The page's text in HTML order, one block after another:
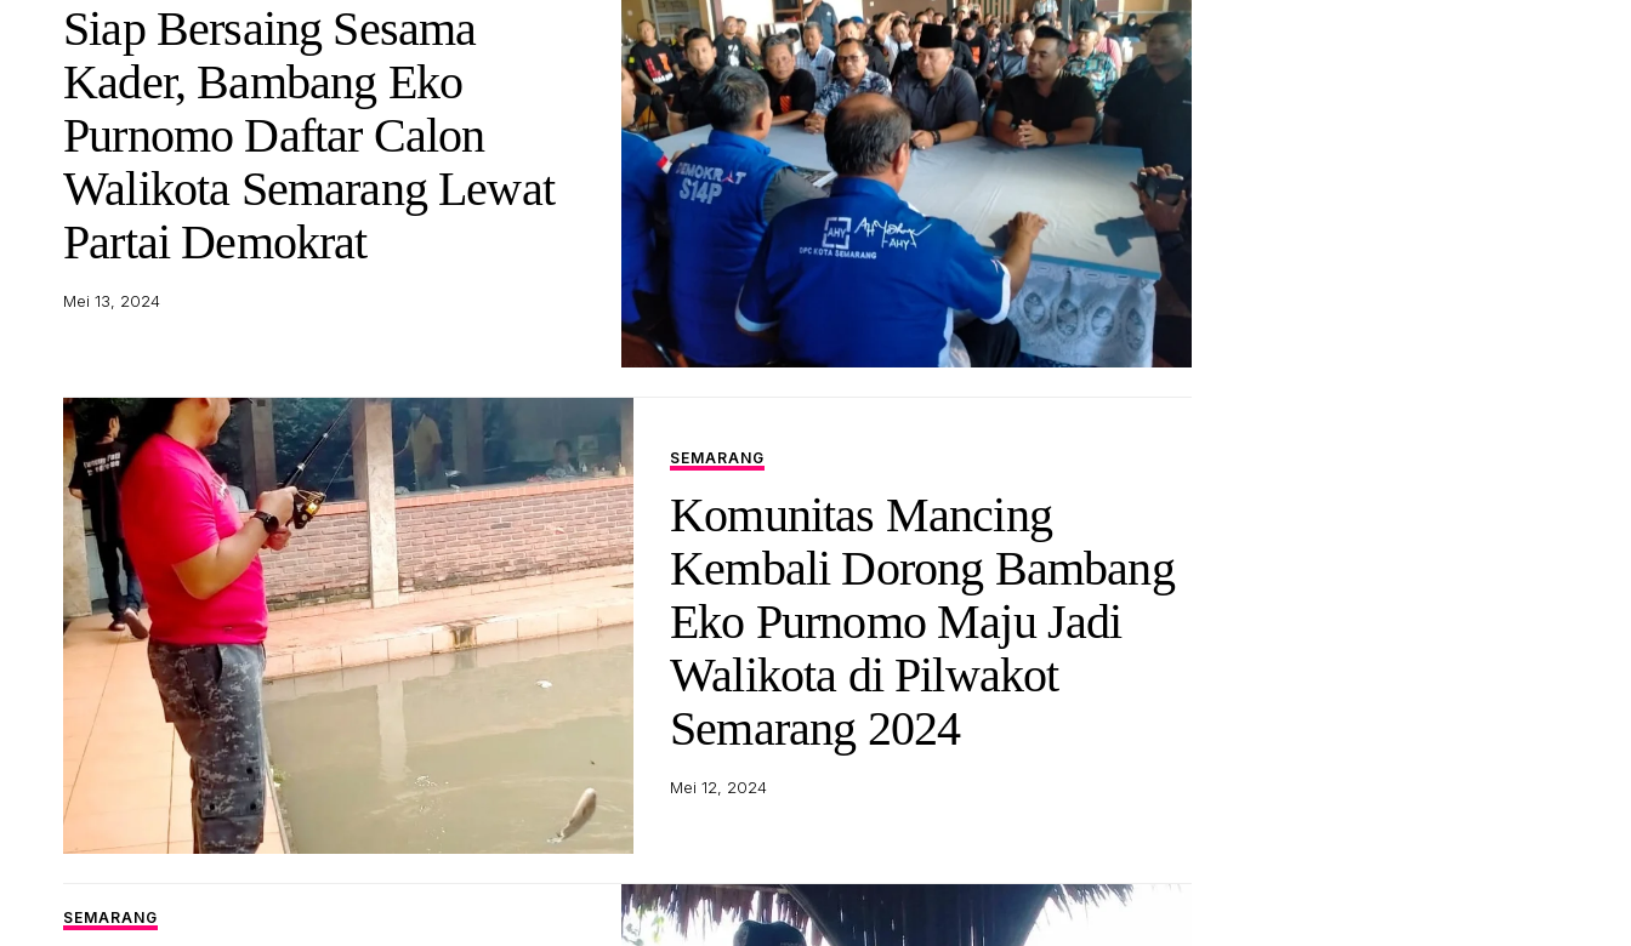
Siap Bersaing Sesama
Kader, Bambang Eko
Purnomo Daftar Calon
Walikota Semarang Lewat
Partai Demokrat
Mei 13, 2024
SEMARANG
Komunitas Mancing
Kembali Dorong Bambang
Eko Purnomo Maju Jadi
Walikota di Pilwakot
Semarang 2024
Mei 12, 2024
SEMARANG